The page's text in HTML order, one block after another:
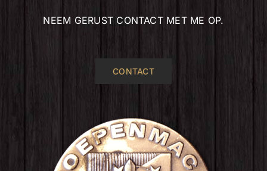
NEEM GERUST CONTACT MET ME OP.
CONTACT